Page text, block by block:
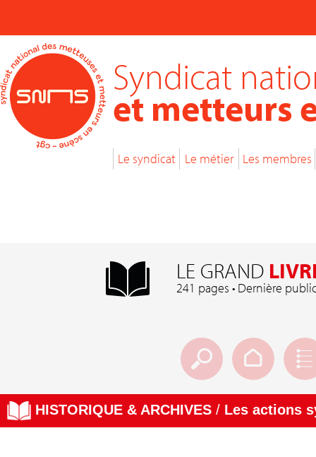
Syndicat
et metteurs
Le syndicat Le métier Les membres
LE GRAND
241 pages • Dernière
HISTORIQUE & ARCHIVES / Les actions